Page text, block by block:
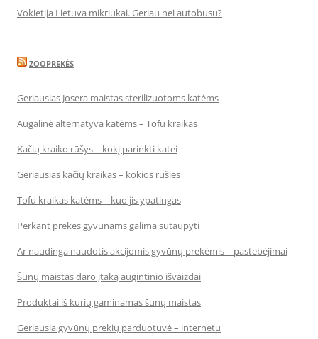
Vokietija Lietuva mikriukai. Geriau nei autobusu?
ZOOPREKĖS
Geriausias Josera maistas sterilizuotoms katėms
Augalinė alternatyva katėms – Tofu kraikas
Kačių kraiko rūšys – kokį parinkti katei
Geriausias kačių kraikas – kokios rūšies
Tofu kraikas katėms – kuo jis ypatingas
Perkant prekes gyvūnams galima sutaupyti
Ar naudinga naudotis akcijomis gyvūnų prekėmis – pastebėjimai
Šunų maistas daro įtaką augintinio išvaizdai
Produktai iš kurių gaminamas šunų maistas
Geriausia gyvūnų prekių parduotuvė – internetu